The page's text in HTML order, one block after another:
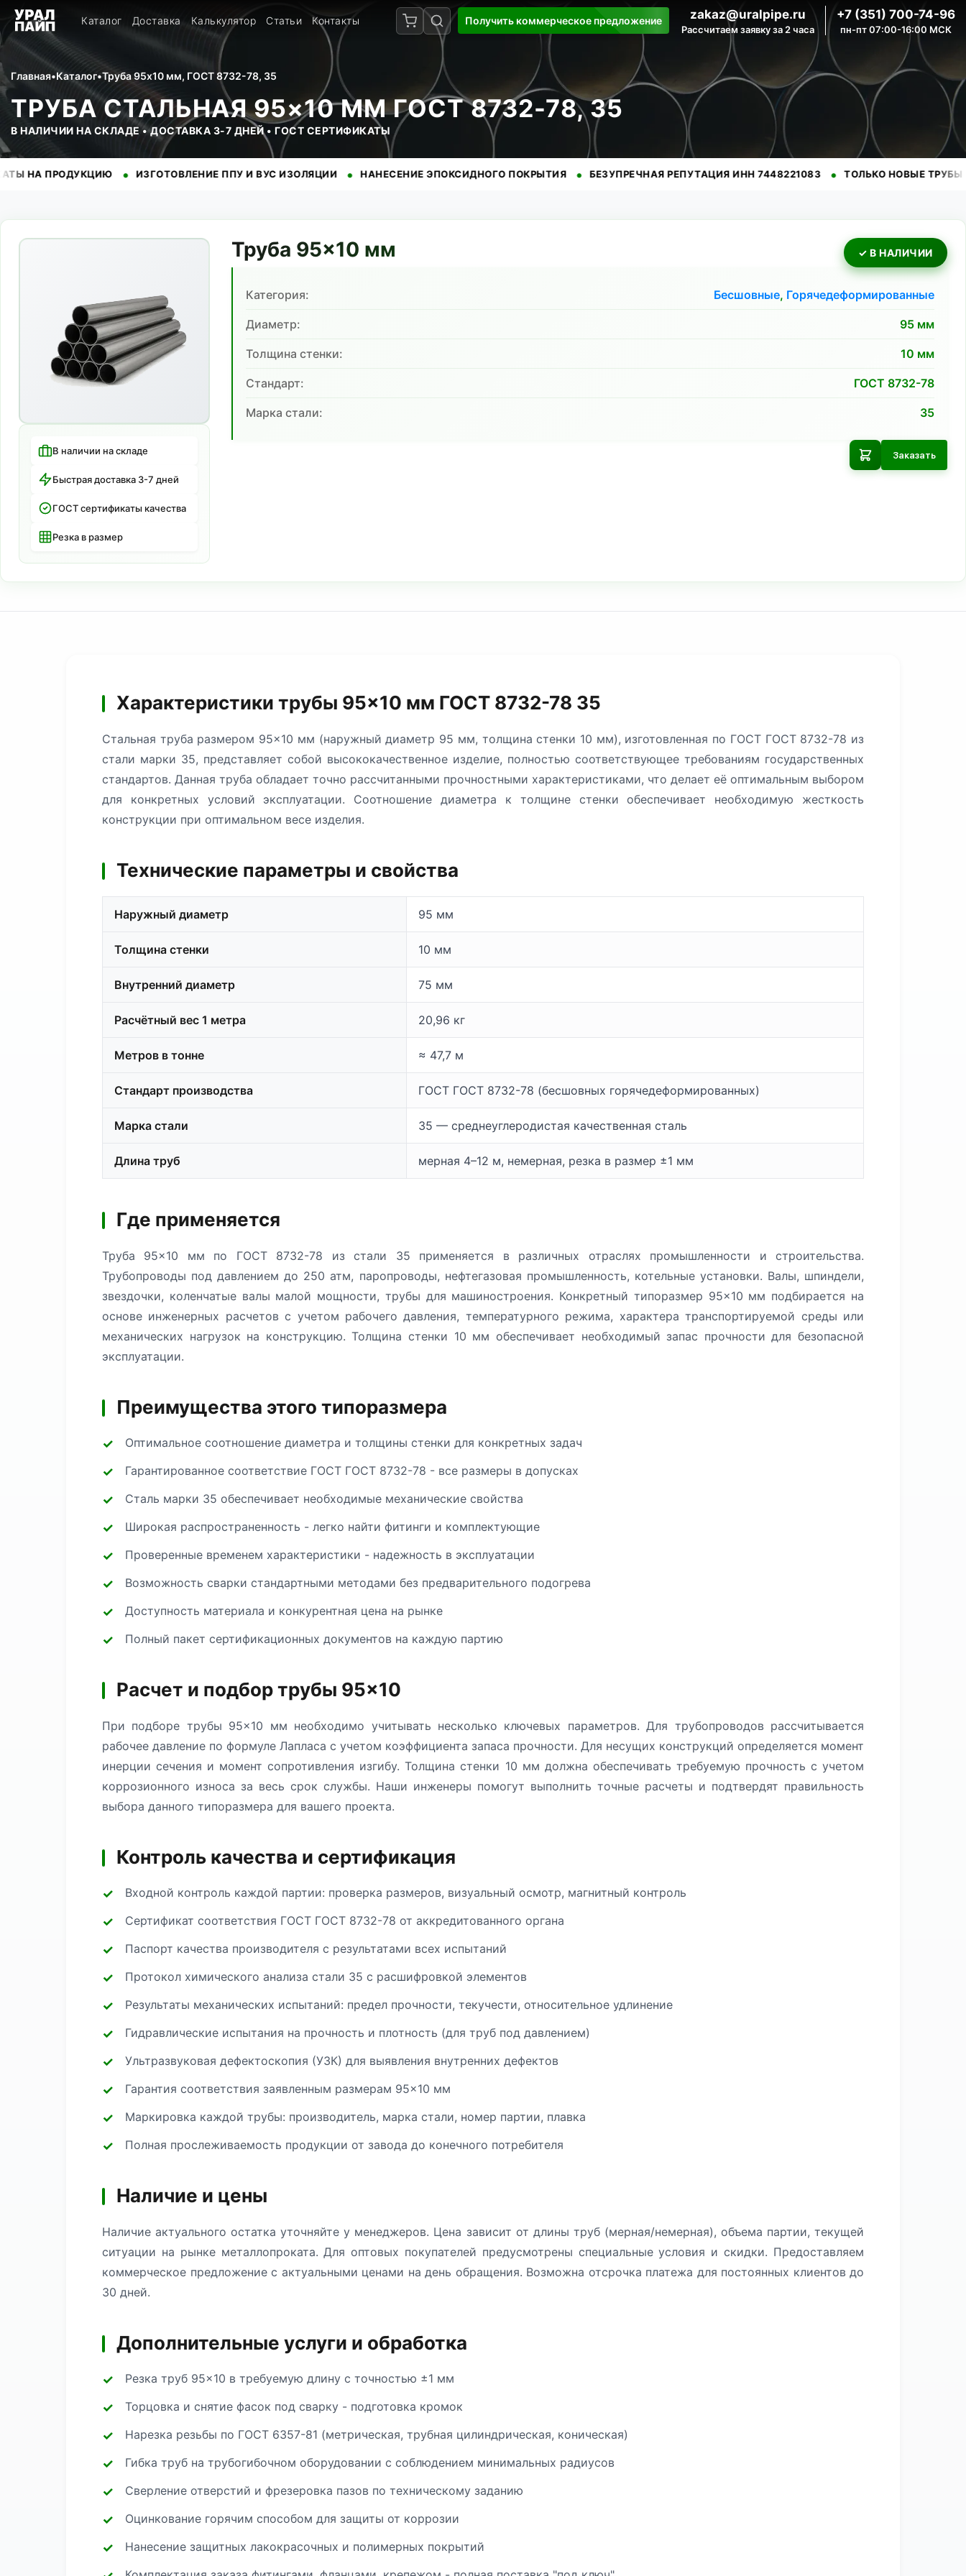
Каталог Доставка Калькулятор Статьи Контакты Получить коммерческое предложение zakaz@uralpipe.ru
Рассчитаем заявку за 2 часа
+7 (351) 700-74-96
пн-пт 07:00-16:00 МСК
Главная•Каталог•Труба 95x10 мм, ГОСТ 8732-78, 35
ТРУБА СТАЛЬНАЯ 95×10 ММ ГОСТ 8732-78, 35
В НАЛИЧИИ НА СКЛАДЕ • ДОСТАВКА 3-7 ДНЕЙ • ГОСТ СЕРТИФИКАТЫ
• ИЗГОТОВЛЕНИЕ ППУ И ВУС ИЗОЛЯЦИИ • НАНЕСЕНИЕ ЭПОКСИДНОГО ПОКРЫТИЯ • БЕЗУПРЕЧНАЯ РЕПУТАЦИЯ ИНН 7448221083 • ТОЛЬКО НОВЫЕ ТРУБЫ •
В наличии на складе
Быстрая доставка 3-7 дней
ГОСТ сертификаты качества
Резка в размер
Труба 95×10 мм ✓ В НАЛИЧИИ
Категория: Бесшовные, Горячедеформированные
Диаметр: 95мм
Толщина стенки: 10 мм
Cтандарт: ГОСТ 8732-78
Марка стали: 35
Заказать
Характеристики трубы 95×10 мм ГОСТ 8732-78 35
Стальная труба размером 95×10 мм (наружный диаметр 95 мм, толщина стенки 10 мм), изготовленная по ГОСТ ГОСТ 8732-78 из
стали марки 35, представляет собой высококачественное изделие, полностью соответствующее требованиям государственных
стандартов. Данная труба обладает точно рассчитанными прочностными характеристиками, что делает её оптимальным выбором
для конкретных условий эксплуатации. Соотношение диаметра к толщине стенки обеспечивает необходимую жесткость
конструкции при оптимальном весе изделия.
Технические параметры и свойства
Наружный диаметр 95 мм
Толщина стенки 10 мм
Внутренний диаметр 75 мм
Расчётный вес 1 метра 20,96 кг
Метров в тонне ≈ 47,7 м
Стандарт производства ГОСТ ГОСТ 8732-78 (бесшовных горячедеформированных)
Марка стали 35 — среднеуглеродистая качественная сталь
Длина труб мерная 4–12 м, немерная, резка в размер ±1 мм
Где применяется
Труба 95×10 мм по ГОСТ 8732-78 из стали 35 применяется в различных отраслях промышленности и строительства.
Трубопроводы под давлением до 250 атм, паропроводы, нефтегазовая промышленность, котельные установки. Валы, шпиндели,
звездочки, коленчатые валы малой мощности, трубы для машиностроения. Конкретный типоразмер 95×10 мм подбирается на
основе инженерных расчетов с учетом рабочего давления, температурного режима, характера транспортируемой среды или
механических нагрузок на конструкцию. Толщина стенки 10 мм обеспечивает необходимый запас прочности для безопасной
эксплуатации.
Преимущества этого типоразмера
Оптимальное соотношение диаметра и толщины стенки для конкретных задач
Гарантированное соответствие ГОСТ ГОСТ 8732-78 - все размеры в допусках
Сталь марки 35 обеспечивает необходимые механические свойства
Широкая распространенность - легко найти фитинги и комплектующие
Проверенные временем характеристики - надежность в эксплуатации
Возможность сварки стандартными методами без предварительного подогрева
Доступность материала и конкурентная цена на рынке
Полный пакет сертификационных документов на каждую партию
Расчет и подбор трубы 95×10
При подборе трубы 95×10 мм необходимо учитывать несколько ключевых параметров. Для трубопроводов рассчитывается
рабочее давление по формуле Лапласа с учетом коэффициента запаса прочности. Для несущих конструкций определяется момент
инерции сечения и момент сопротивления изгибу. Толщина стенки 10 мм должна обеспечивать требуемую прочность с учетом
коррозионного износа за весь срок службы. Наши инженеры помогут выполнить точные расчеты и подтвердят правильность
выбора данного типоразмера для вашего проекта.
Контроль качества и сертификация
Входной контроль каждой партии: проверка размеров, визуальный осмотр, магнитный контроль
Сертификат соответствия ГОСТ ГОСТ 8732-78 от аккредитованного органа
Паспорт качества производителя с результатами всех испытаний
Протокол химического анализа стали 35 с расшифровкой элементов
Результаты механических испытаний: предел прочности, текучести, относительное удлинение
Гидравлические испытания на прочность и плотность (для труб под давлением)
Ультразвуковая дефектоскопия (УЗК) для выявления внутренних дефектов
Гарантия соответствия заявленным размерам 95×10 мм
Маркировка каждой трубы: производитель, марка стали, номер партии, плавка
Полная прослеживаемость продукции от завода до конечного потребителя
Наличие и цены
Наличие актуального остатка уточняйте у менеджеров. Цена зависит от длины труб (мерная/немерная), объема партии, текущей
ситуации на рынке металлопроката. Для оптовых покупателей предусмотрены специальные условия и скидки. Предоставляем
коммерческое предложение с актуальными ценами на день обращения. Возможна отсрочка платежа для постоянных клиентов до
30 дней.
Дополнительные услуги и обработка
Резка труб 95×10 в требуемую длину с точностью ±1 мм
Торцовка и снятие фасок под сварку - подготовка кромок
Нарезка резьбы по ГОСТ 6357-81 (метрическая, трубная цилиндрическая, коническая)
Гибка труб на трубогибочном оборудовании с соблюдением минимальных радиусов
Сверление отверстий и фрезеровка пазов по техническому заданию
Оцинкование горячим способом для защиты от коррозии
Нанесение защитных лакокрасочных и полимерных покрытий